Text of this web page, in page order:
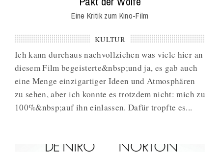
Eine Kritik zum Kino-Film
KULTUR
Ich kann durchaus nachvollziehen was viele hier an
diesem Film begeisterte&nbsp;und ja, es gab auch
eine Menge einzigartiger Ideen und Atmosphären
zu sehen, aber ich konnte es trotzdem nicht: mich zu
100%&nbsp;auf ihn einlassen. Dafür tropfte es...